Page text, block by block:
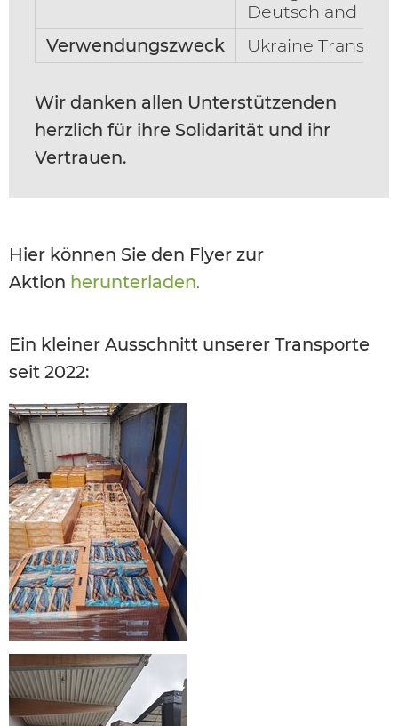
Deutschland
Verwendungszweck
Ukraine
Wir danken allen Unterstützenden
herzlich für ihre Solidarität und ihr
Vertrauen.
Hier können Sie den Flyer zur
Aktion herunterladen.
Ein kleiner Ausschnitt unserer Transporte
seit 2022: